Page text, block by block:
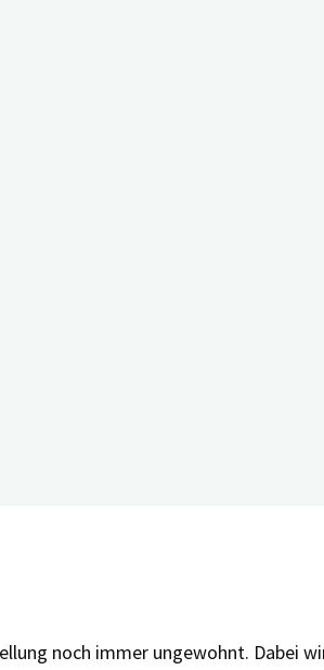
haben sich mit Telemedizin
noch immer ungewohnt. Dabei